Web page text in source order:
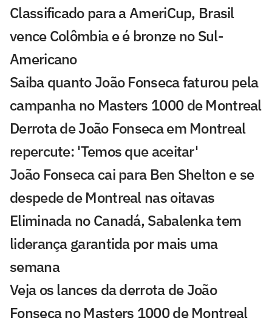
Classificado para a AmeriCup, Brasil
vence Colômbia e é bronze no Sul-
Americano
Saiba quanto João Fonseca faturou pela
campanha no Masters 1000 de Montreal
Derrota de João Fonseca em Montreal
repercute: 'Temos que aceitar'
João Fonseca cai para Ben Shelton e se
despede de Montreal nas oitavas
Eliminada no Canadá, Sabalenka tem
liderança garantida por mais uma
semana
Veja os lances da derrota de João
Fonseca no Masters 1000 de Montreal